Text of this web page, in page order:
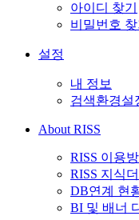
아이디 찾기
비밀번호 찾
설정
내 정보
검색환경설
About RISS
RISS 이용
RISS 지식더
DB연계 현
BI 및 배너